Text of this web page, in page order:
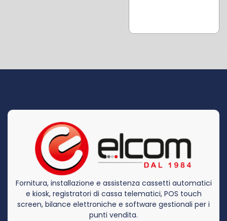
Fornitura, installazione e assistenza cassetti automatici
e kiosk, registratori di cassa telematici, POS touch
screen, bilance elettroniche e software gestionali per i
punti vendita.